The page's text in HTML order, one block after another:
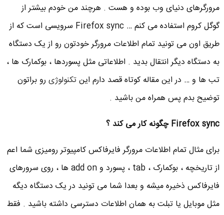
مرورگرهای دنیای وب بوده و هست . هرچند من خودم بیشتر از
گوگل کروم استفاده می کنم … Firefox sync سرویسی است که از
طریق اون می تونید تمام اطلاعات مرورگر خودتون رو از یک دستگاه
به دستگاه دیگر انتقال بدید . اطلاعاتی مثل پسوردها ، بوکمارک ها ،
تب ها و … در این مقاله کوتاه قصد دارم اینتکنولوژی رو براتون
توضیح بدم پس همراه من باشید .
Firefox sync چگونه کار می کند ؟
برای مثال تمام اطلاعات مرورگر فایرفاکس کامپیوتر رومیزی شما اعم
از تاریخچه ، بوکمارک ، tab ، پسورد و add on ها ، روی سرورهای
فایرفاکس ذخیره میشه و بعدا شما می تونید در یک دستگاه دیگه
مثل موبایل یا تبلت به همان اطلاعات دسترسی داشته باشید . فقط